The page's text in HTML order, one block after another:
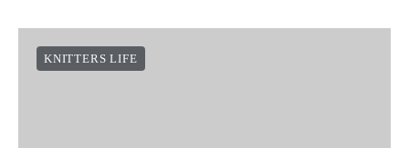
KNITTERS LIFE